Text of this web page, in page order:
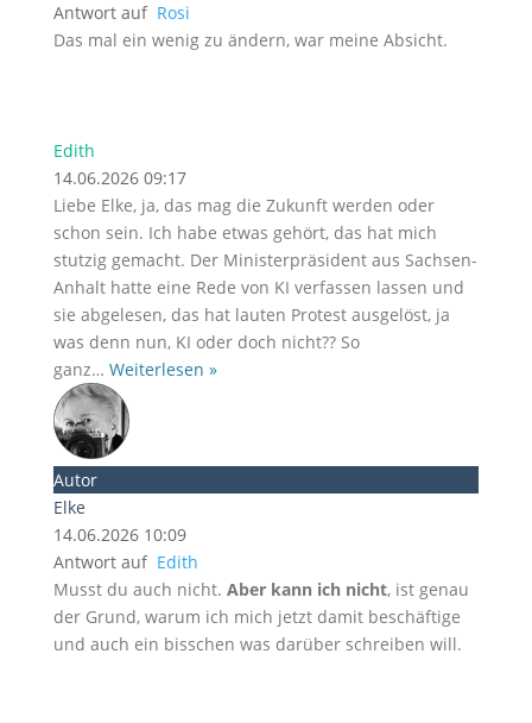
Antwort auf Rosi
Das mal ein wenig zu ändern, war meine Absicht.
Edith
14.06.2026 09:17
Liebe Elke, ja, das mag die Zukunft werden oder
schon sein. Ich habe etwas gehört, das hat mich
stutzig gemacht. Der Ministerpräsident aus Sachsen-
Anhalt hatte eine Rede von KI verfassen lassen und
sie abgelesen, das hat lauten Protest ausgelöst, ja
was denn nun, KI oder doch nicht?? So
ganz… Weiterlesen »
Autor
Elke
14.06.2026 10:09
Antwort auf Edith
Musst du auch nicht. Aber kann ich nicht, ist genau
der Grund, warum ich mich jetzt damit beschäftige
und auch ein bisschen was darüber schreiben will.